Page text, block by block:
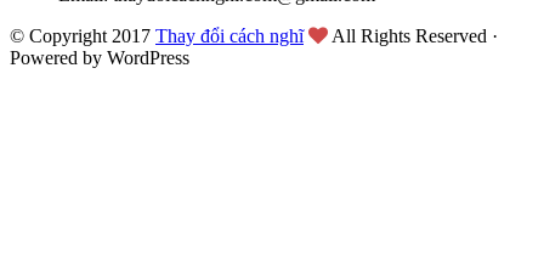
© Copyright 2017 Thay đổi cách nghĩ
All Rights Reserved ·
Powered by WordPress